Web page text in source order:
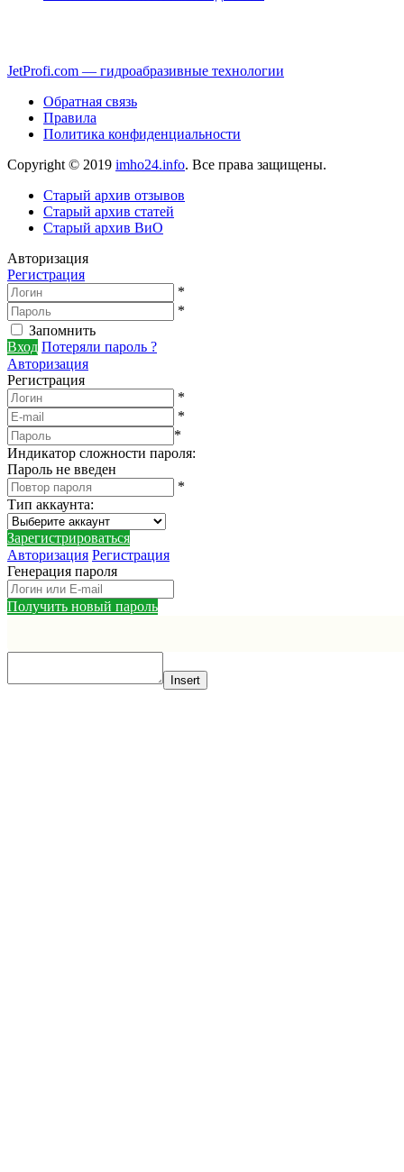
JetProfi.com — гидроабразивные технологии
Обратная связь
Правила
Политика конфиденциальности
Copyright © 2019 imho24.info. Все права защищены.
Старый архив отзывов
Старый архив статей
Старый архив ВиО
Авторизация
Регистрация
*
*
Запомнить
Вход Потеряли пароль ?
Авторизация
Регистрация
*
*
*
Индикатор сложности пароля:
Пароль не введен
*
Тип аккаунта:
Зарегистрироваться
Авторизация Регистрация
Генерация пароля
Получить новый пароль
Insert